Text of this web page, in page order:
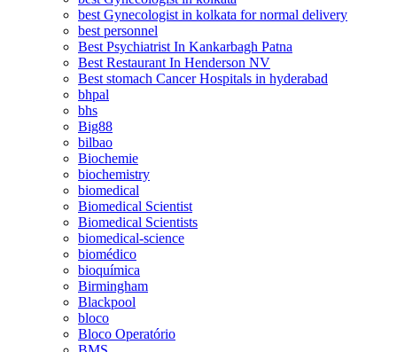
best Gynecologist in kolkata for normal delivery
best personnel
Best Psychiatrist In Kankarbagh Patna
Best Restaurant In Henderson NV
Best stomach Cancer Hospitals in hyderabad
bhpal
bhs
Big88
bilbao
Biochemie
biochemistry
biomedical
Biomedical Scientist
Biomedical Scientists
biomedical-science
biomédico
bioquímica
Birmingham
Blackpool
bloco
Bloco Operatório